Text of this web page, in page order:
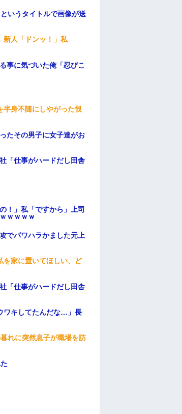
いうタイトルで画像が送
新人「ドンッ！」私
事に気づいた俺「忍びこ
身不随にしやがった恨
たその男子に女子達がお
「仕事がハードだし田舎
！」私「ですから」上司
ｗｗｗｗ
でパワハラかました元上
家に置いてほしい、ど
「仕事がハードだし田舎
ワキしてたんだな…」長
れに突然息子が職場を訪